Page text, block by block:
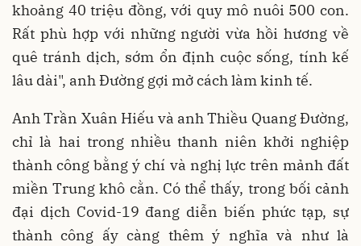
khoảng 40 triệu đồng, với quy mô nuôi 500 con.
Rất phù hợp với những người vừa hồi hương về
quê tránh dịch, sớm ổn định cuộc sống, tính kế
lâu dài", anh Đường gợi mở cách làm kinh tế.
Anh Trần Xuân Hiếu và anh Thiều Quang Đường,
chỉ là hai trong nhiều thanh niên khởi nghiệp
thành công bằng ý chí và nghị lực trên mảnh đất
miền Trung khô cằn. Có thể thấy, trong bối cảnh
đại dịch Covid-19 đang diễn biến phức tạp, sự
thành công ấy càng thêm ý nghĩa và như là